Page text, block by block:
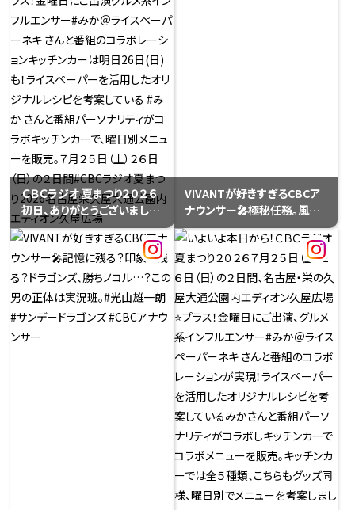
ＣＢＣラジオ 夏まつり２０２６
初日、ありがとうございまし
た！⭐️ ＃プラス！スペシャルス
テージ大盛況♪パーソナリテ
ィほぼ勢ぞろい！ほぼカラオ
ケ🎤#光山雄一朗 #西村俊仁
#石坂美咲 #永岡歩 #南波星
那 #宮部和裕 #山本衿奈 #天
野なな実 #三浦優奈 はちょい
バズへ⭐️#プラス！金曜日にご
VIVANTが好きすぎるCBCア
ナウンサー🎤極秘任務。風を
読み、空を読み、状況を読む。
でもランチは、今日も蕎麦。#
小川実桜 #CBC #気象予報士
#VIVANT風